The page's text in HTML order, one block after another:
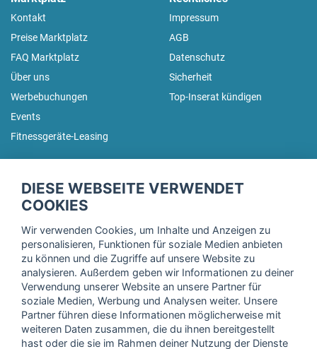
Kontakt
Preise Marktplatz
FAQ Marktplatz
Über uns
Werbebuchungen
Events
Fitnessgeräte-Leasing
Impressum
AGB
Datenschutz
Sicherheit
Top-Inserat kündigen
Trage dich hier für unseren Newsletter ein und erhalte regelmäßig
Ich stimme der Verarbeitung meiner Daten, wie in der
Einwilligungserklärungder fitnessmarkt.de services GmbH
beschrieben, zu und bestätige, dass ich das 16. Lebensjahr
vollendet habe. Ich kann diese Einwilligung jederzeit mit
DIESE WEBSEITE VERWENDET
COOKIES
Wir verwenden Cookies, um Inhalte und Anzeigen zu
personalisieren, Funktionen für soziale Medien anbieten
zu können und die Zugriffe auf unsere Website zu
analysieren. Außerdem geben wir Informationen zu deiner
Verwendung unserer Website an unsere Partner für
soziale Medien, Werbung und Analysen weiter. Unsere
Partner führen diese Informationen möglicherweise mit
weiteren Daten zusammen, die du ihnen bereitgestellt
hast oder die sie im Rahmen deiner Nutzung der Dienste